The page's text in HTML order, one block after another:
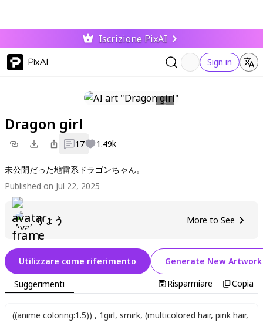
Iscrizione PixAI
PixAI Sign in
Dragon girl
17 1.49k
未公開だった地雷系ドラゴンちゃん。
Published on Jul 22, 2025
りょう More to See
Utilizzare come riferimento Generate New Artwork
Suggerimenti Risparmiare Copia
((anime coloring:1.5)) , 1girl, smirk, (multicolored hair, pink hair,